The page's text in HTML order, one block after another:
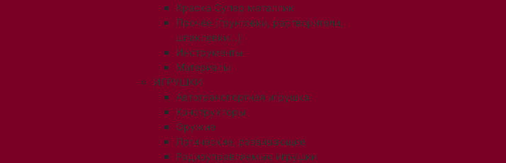
Краска Супер металлик
Прочее (грунтовки, растворители,
шпаклевки...)
Инструменты
Материалы
ИГРУШКИ
Автотранспортная игрушка
Конструкторы
Оружие
Логические, развивающие
Радиоуправляемые игрушки